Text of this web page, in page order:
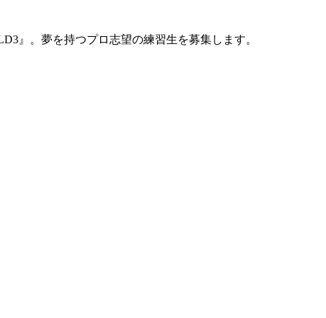
』。夢を持つプロ志望の練習生を募集します。